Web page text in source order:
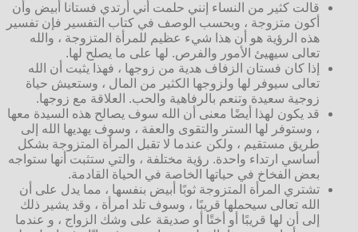
قالت كثير من النساء إنني حلمت أني أرتدي فستانا أبيض وأن
أكون متزوجة ، وبحسب الوصف في كتاب التفسير فإن تفسير
هذه الرؤية هو أن هذا شيء عظيم للمرأة المتزوجة ، والله
تعالى سيهيئ الأمور والفرص. لها على ما يصلح لها.
إذا كان فستان الزفاف هدية من زوجها ، فهذا يثبت أن الله
تعالى سيوفر لها ولزوجها الكثير من المال ، وستعيش حياة
زوجية سعيدة وتنعم بالرفاهية والحب. العلاقة مع زوجها.
قد يكون لهذا أيضًا معنى أن الله سوف يصالح هذه السيدة معها
، وستوفر لها الستر والتقوى والعفة ، وسوف يهديها الله إلى
طريق مستقيم ، ولكن عندما لا تقبل المرأة المتزوجة بشكل
أساسي ارتداء واحدة. رؤية مختلفة ، والتي ستثبت أنها ستواجه
بعض الفخاخ في حياتها الخاصة في الحياة القادمة.
تشتري المرأة المتزوجة ثوبًا أبيض بنفسها ، مما يدل على أن
الله تعالى سيحملها قريبًا ، وسوف تلد امرأة ، وقد يشير ذلك
إلى أن لها قريبًا أو أختًا أو صديقة على وشك الزواج ، و عندما